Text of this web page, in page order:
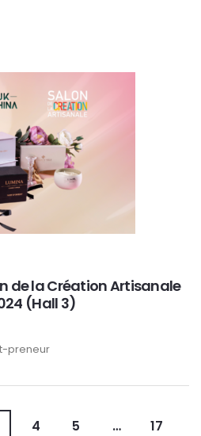
de la Création Artisanale
(Hall 3)
preneur
4 5 … 17